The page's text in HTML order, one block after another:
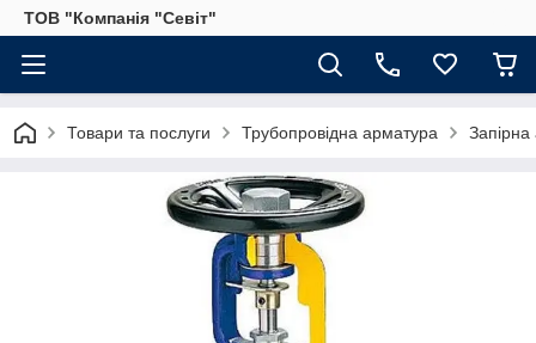
ТОВ "Компанія "Севіт"
Товари та послуги Трубопровідна арматура